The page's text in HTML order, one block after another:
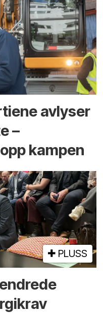
avlyser
–
kampen
PLUSS